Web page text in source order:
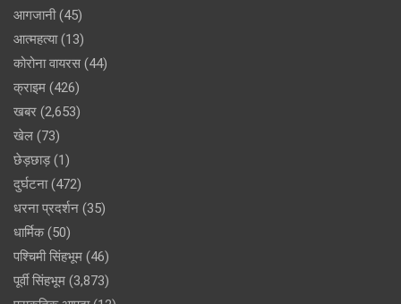
आगजानी(45)
आत्महत्या(13)
कोरोना वायरस (44)
क्राइम (426)
खबर (2,653)
खेल (73)
छेड़छाड़(1)
दुर्घटना(472)
धरना प्रदर्शन (35)
धार्मिक(50)
पश्चिमी सिंहभूम (46)
पूर्वी सिंहभूम (3,873)